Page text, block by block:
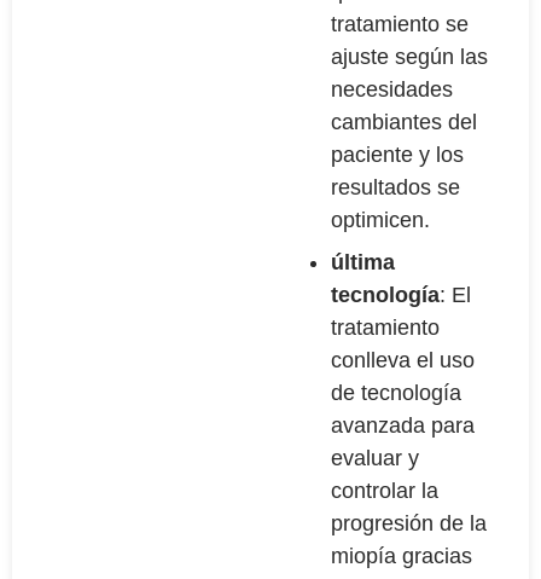
tratamiento se
ajuste según las
necesidades
cambiantes del
paciente y los
resultados se
optimicen.
última
tecnología: El
tratamiento
conlleva el uso
de tecnología
avanzada para
evaluar y
controlar la
progresión de la
miopía gracias